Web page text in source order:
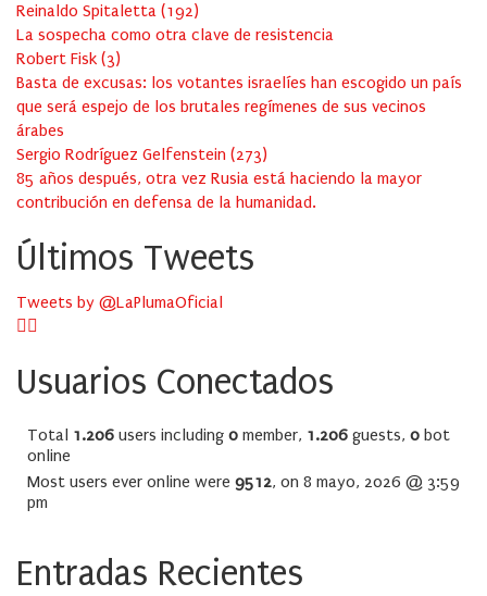
Reinaldo Spitaletta (192)
La sospecha como otra clave de resistencia
Robert Fisk (3)
Basta de excusas: los votantes israelíes han escogido un país
que será espejo de los brutales regímenes de sus vecinos
árabes
Sergio Rodríguez Gelfenstein (273)
85 años después, otra vez Rusia está haciendo la mayor
contribución en defensa de la humanidad.
Últimos Tweets
Tweets by @LaPlumaOficial
Usuarios Conectados
Total 1.206 users including 0 member, 1.206 guests, 0 bot
online
Most users ever online were 9512, on 8 mayo, 2026 @ 3:59
pm
Entradas Recientes